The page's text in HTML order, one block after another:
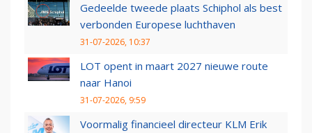
Gedeelde tweede plaats Schiphol als best
verbonden Europese luchthaven
31-07-2026, 10:37
LOT opent in maart 2027 nieuwe route
naar Hanoi
31-07-2026, 9:59
Voormalig financieel directeur KLM Erik